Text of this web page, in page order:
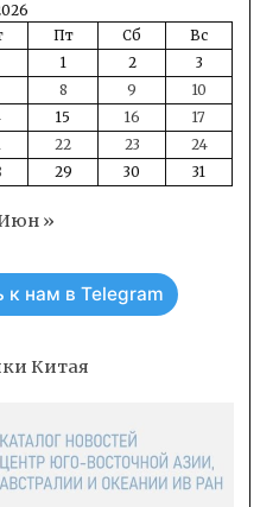
Пт Сб
Вс
1
2
3
8 9
10
15 16
17
22 23
24
29 30 31
»
к нам в Telegram